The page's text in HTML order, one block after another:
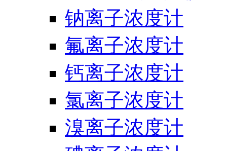
钠离子浓度计
氟离子浓度计
钙离子浓度计
氯离子浓度计
溴离子浓度计